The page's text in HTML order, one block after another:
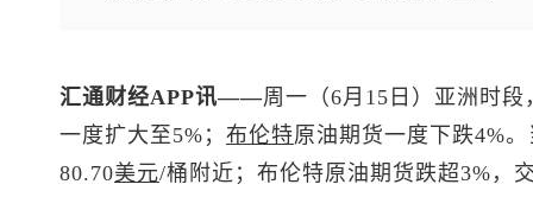
汇通财经APP讯——周一（6月15日）亚洲时
一度扩大至5%； 布伦特原油期货一度下跌4%
80.70美元/桶附近； 布伦特原油期货跌超3%，